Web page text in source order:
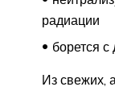
радиации
борется
Из свежих,